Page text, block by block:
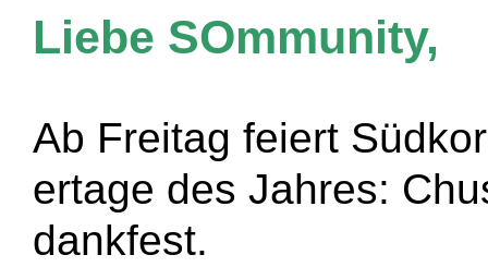
Liebe SOmmunity,
Ab Freitag feiert
ertage des Jahres:
dankfest.